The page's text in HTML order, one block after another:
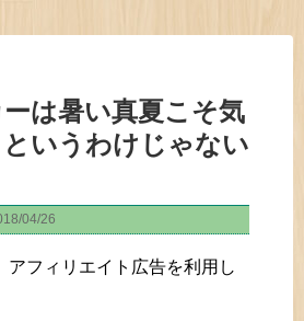
は暑い真夏こそ気
いうわけじゃない
04/26
アフィリエイト広告を利用し